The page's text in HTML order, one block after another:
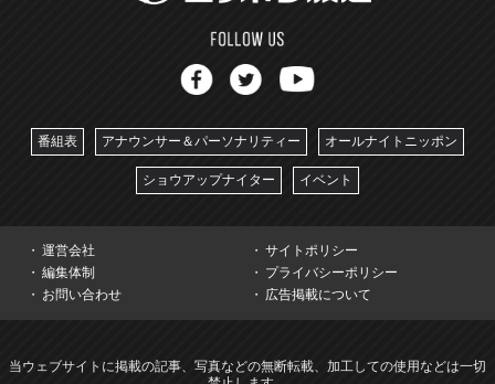
番組表 アナウンサー＆パーソナリティー オールナイトニッポン
ショウアップナイター イベント
運営会社
サイトポリシー
編集体制
プライバシーポリシー
お問い合わせ
広告掲載について
当ウェブサイトに掲載の記事、写真などの無断転載、加工しての使用などは一切